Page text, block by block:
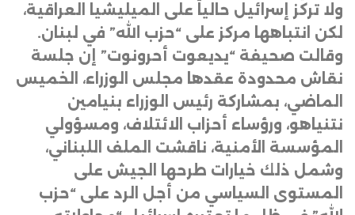
ولا تركّز إسرائيل حالياً على الميليشيا العراقية،
لكن انتباهها مركز على “حزب الله” في لبنان.
وقالت صحيفة “يديعوت أحرونوت” إن جلسة
نقاش محدودة عقدها مجلس الوزراء، الخميس
الماضي، بمشاركة رئيس الوزراء بنيامين
نتنياهو، ورؤساء أحزاب الائتلاف، ومسؤولي
المؤسسة الأمنية، ناقشت الملف اللبناني،
وشمل ذلك خيارات طرحها الجيش على
المستوى السياسي من أجل الرد على “حزب